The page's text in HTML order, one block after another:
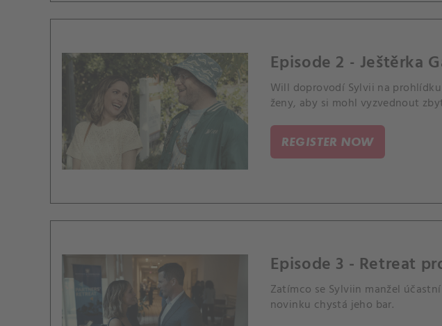
Episode 2 - Ještěrka
Will doprovodí Sylvii na
ženy, aby si mohl vyzvednout
REGISTER NOW
Episode 3 - Retreat
Zatímco se Sylviin manžel
novinku chystá jeho bar.